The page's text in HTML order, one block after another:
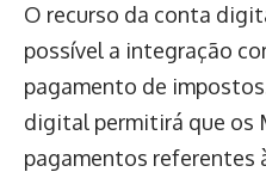
O recurso da conta
possível a integração
pagamento de
digital permitirá que os
pagamentos referentes